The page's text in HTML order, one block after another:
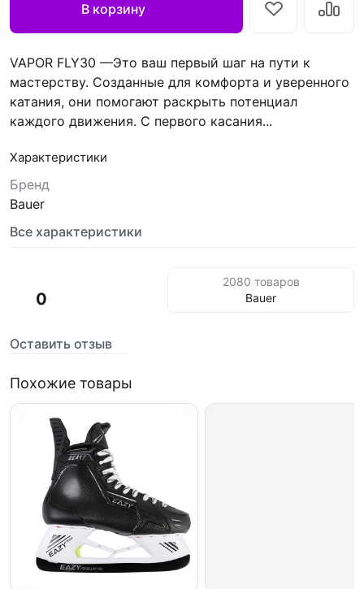
В корзину
VAPOR FLY30 —Это ваш первый шаг на пути к
мастерству. Созданные для комфорта и уверенного
катания, они помогают раскрыть потенциал
каждого движения. С первого касания...
Характеристики
Бренд
Bauer
Все характеристики
0
Оставить отзыв
2080 товаров
Bauer
Похожие товары